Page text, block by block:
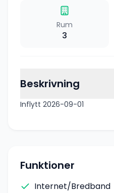
Rum
3
Beskrivning
Inflytt 2026-09-01
Funktioner
Internet/Bredband